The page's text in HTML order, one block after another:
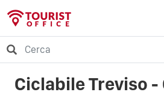
Ciclabile Treviso